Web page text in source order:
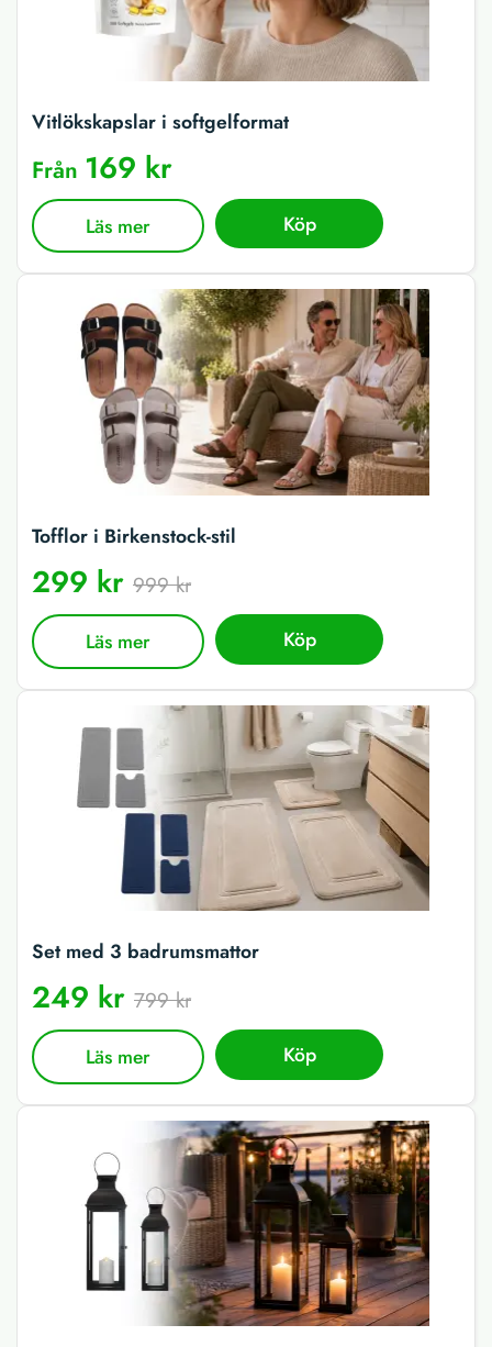
Vitlökskapslar i softgelformat
Från 169 kr
Läs mer Köp
Tofflor i Birkenstock-stil
299 kr 999 kr
Läs mer Köp
Set med 3 badrumsmattor
249 kr 799 kr
Läs mer Köp